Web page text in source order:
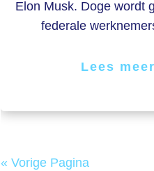
Elon Musk. Doge wordt
federale
Lees meer
« Vorige Pagina